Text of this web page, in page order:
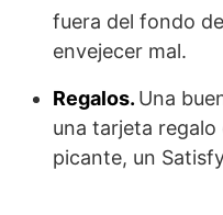
fuera del fondo
envejecer mal.
Regalos. Una
una tarjeta
picante, un